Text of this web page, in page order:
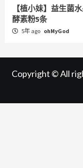
【植小妹】益生菌
酵素粉5条
5年 ago ohMyGod
Copyright © All